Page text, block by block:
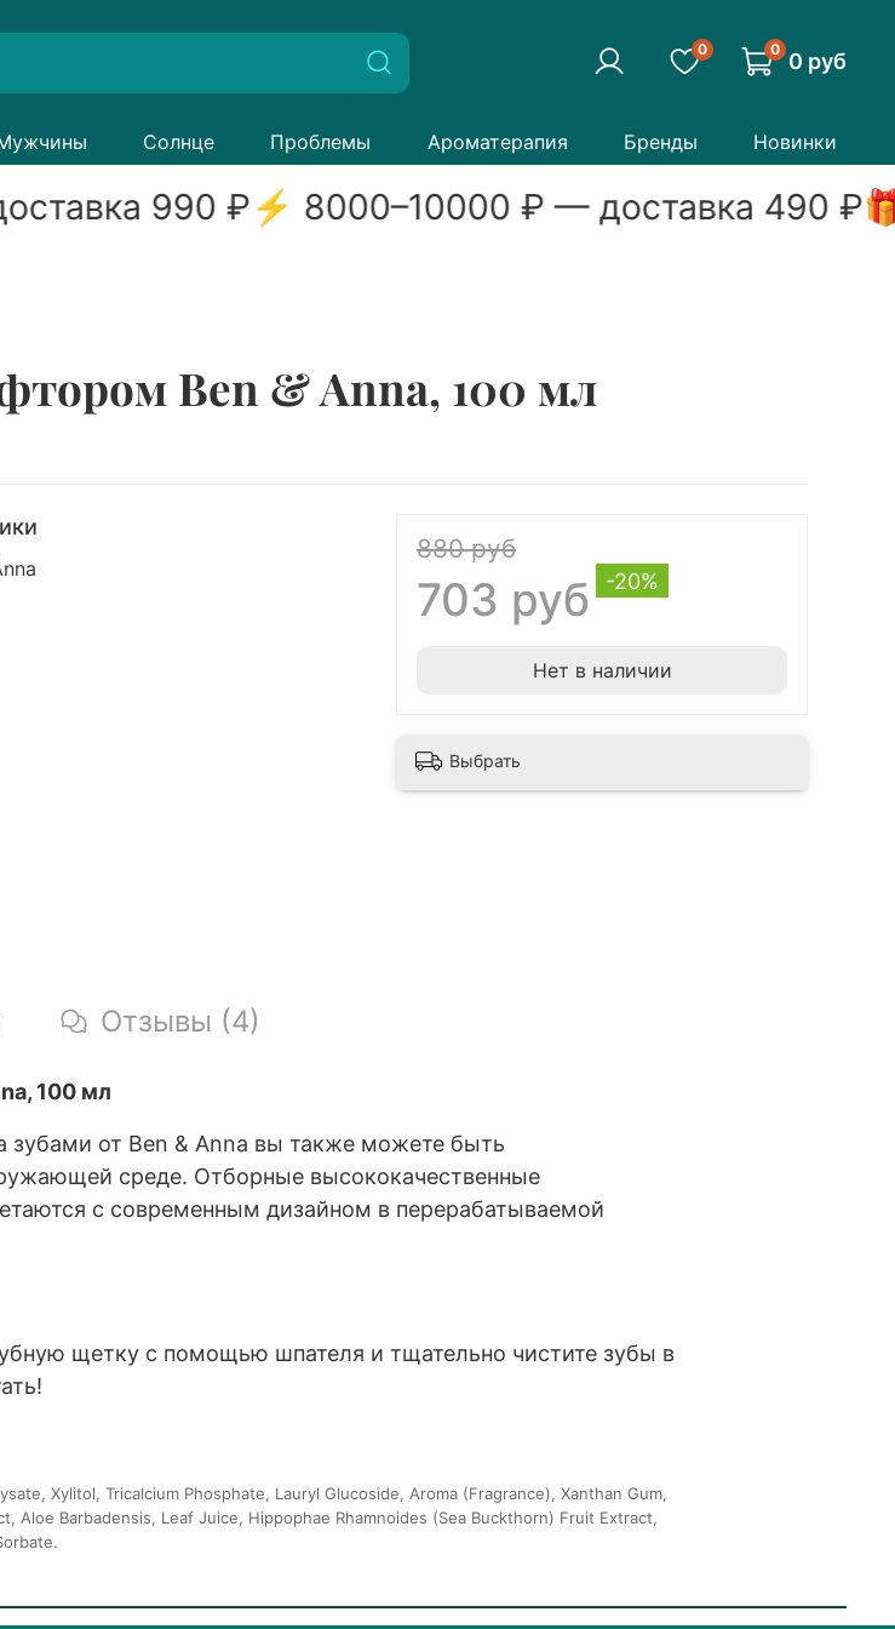
0 0 0 руб
Солнце Проблемы Ароматерапия Бренды Новинки
990₽⚡ 8000–10000₽ — доставка 490₽
Ben & Anna, 100 мл
880 руб
703 руб -20%
Нет в наличии
Выбрать
Отзывы (4)
100 мл
зубами от Ben & Anna вы также можете быть
среде. Отборные высококачественные
с современным дизайном в перерабатываемой
щетку с помощью шпателя и тщательно чистите зубы в
Xylitol, Tricalcium Phosphate, Lauryl Glucoside, Aroma (Fragrance), Xanthan Gum,
Aloe Barbadensis, Leaf Juice, Hippophae Rhamnoides (Sea Buckthorn) Fruit Extract,